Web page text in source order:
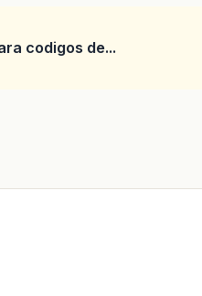
codigos de...